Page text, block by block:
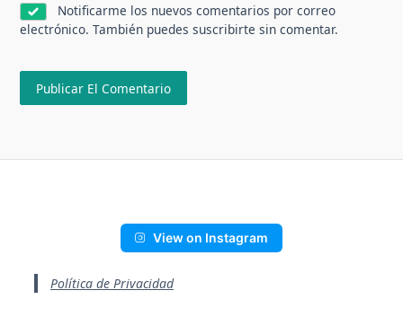
Notificarme los nuevos comentarios por correo
electrónico. También puedessuscribirte sin comentar.
View on Instagram
Política de Privacidad